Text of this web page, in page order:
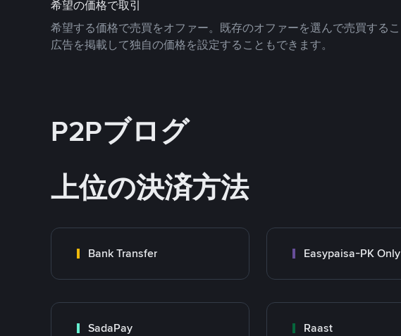
希望の価格で取引
希望する価格で売買をオファー。既存のオファーを選んで売買する
広告を掲載して独自の価格を設定することもできます。
P2Pブログ
上位の決済方法
Bank Transfer Easypaisa-PK Only
SadaPay Raast